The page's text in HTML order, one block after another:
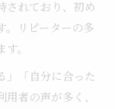
されており、初め
。リピーターの多
。
」「自分に合った
者の声が多く、